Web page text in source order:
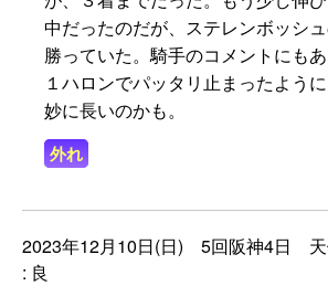
中だったのだが、ステレンボッシ
勝っていた。騎手のコメントにも
１ハロンでパッタリ止まったよう
妙に長いのかも。
外れ
2023年12月10日(日) 5回阪神4日
: 良